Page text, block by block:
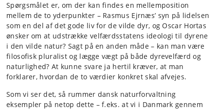
Spørgsmålet er, om der kan findesen mellemposition
mellemde to yderpunkter – Rasmus Ejrnæs’ syn på lidelsen
som en del af det gode liv for de vilde dyr, og Oscar Hortas
ønskerom at udstrække velfærdsstatens ideologi til dyrene
i den vilde natur? Sagt på en anden måde – kan man være
filosofisk pluralist og lægge vægt på både dyrevelfærd og
naturlighed? At kunne svare ja hertil kræver, at man
forklarer, hvordan de to værdier konkret skal afvejes.
Som vi ser det, så rummer dansk naturforvaltning
eksempler på netop dette – f.eks. at vi i Danmark gennem